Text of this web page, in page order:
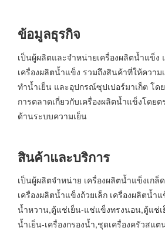
ข้อมูลธุรกิจ
เป็นผู้ผลิตและจำหน่ายเครื่องผลิตน้ำแข็ง
เครื่องผลิตน้ำแข็ง รวมถึงสินค้าที่ให้ควา
ทำน้ำเย็น และอุปกรณ์ซุปเปอร์มาเก็ต โ
การตลาดเกี่ยวกับเครื่องผลิตน้ำแข็งโดย
ด้านระบบความเย็น
สินค้าและบริการ
เป็นผู้ผลิตจำหน่าย เครื่องผลิตน้ำแข็งเกล็
เครื่องผลิตน้ำแข็งถ้วยเล็ก เครื่องผลิตน้ำ
น้ำหวาน,ตู้แช่เย็น-แช่แข็งทรงนอน,ตู้แช่
น้ำเย็น-เครื่องกรองน้ำ,ชุดเครื่องครัวสแต